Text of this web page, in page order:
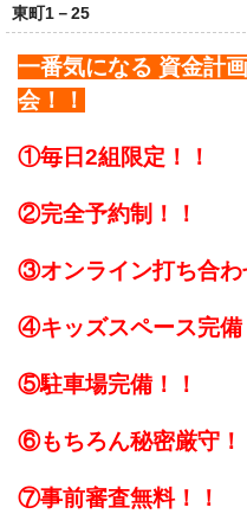
東町1－25
一番気になる 資金計
会！！
①毎日2組限定！！
②完全予約制！！
③オンライン打ち合わ
④キッズスペース完備
⑤駐車場完備！！
⑥もちろん秘密厳守！
⑦事前審査無料！！